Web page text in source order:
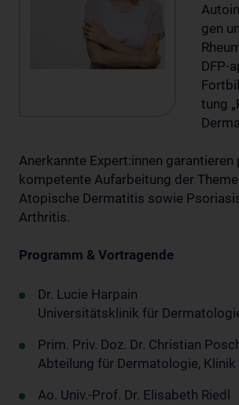
gen
DFP-
tung
Anerkannte Expert:innen garantieren
kompetente Aufarbeitung der
Atopische Dermatitis sowie
Arthritis.
Programm & Vortragende
Dr. Lucie Harpain
Universitätsklinik für
Prim. Priv. Doz. Dr. Christian
Abteilung für Dermatologie, Klinik
Ao. Univ.-Prof. Dr. Elisabeth Riedl